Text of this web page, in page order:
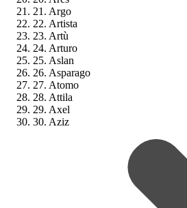
21. Argo
22. Artista
23. Artù
24. Arturo
25. Aslan
26. Asparago
27. Atomo
28. Attila
29. Axel
30. Aziz